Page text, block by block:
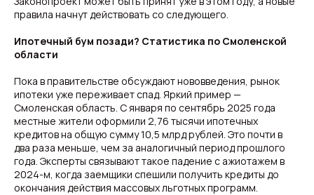
правила начнут действовать со следующего.
Ипотечный бум позади? Статистика по Смоленской
области
Пока в правительстве обсуждают нововведения, рынок
ипотеки уже переживает спад. Яркий пример —
Смоленская область. С января по сентябрь 2025 года
местные жители оформили 2,76 тысячи ипотечных
кредитов на общую сумму 10,5 млрд рублей. Это почти в
два раза меньше, чем за аналогичный период прошлого
года. Эксперты связывают такое падение с ажиотажем в
2024-м, когда заемщики спешили получить кредиты до
окончания действия массовых льготных программ.